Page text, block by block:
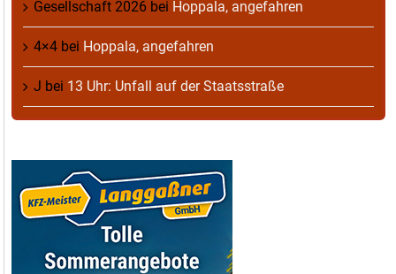
Gesellschaft 2026 bei Hoppala, angefahren
4×4 bei Hoppala, angefahren
J bei 13 Uhr: Unfall auf der Staatsstraße